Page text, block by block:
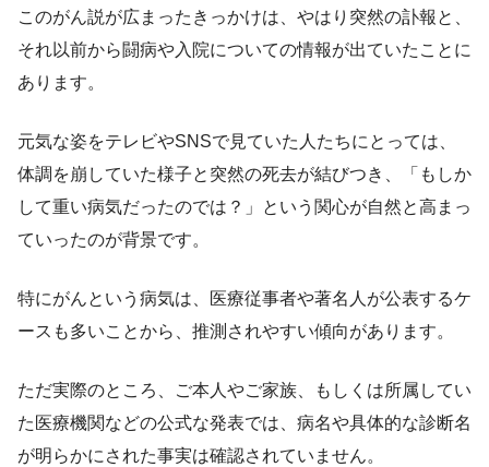
このがん説が広まったきっかけは、やはり突然の訃報と、
それ以前から闘病や入院についての情報が出ていたことに
あります。
元気な姿をテレビやSNSで見ていた人たちにとっては、
体調を崩していた様子と突然の死去が結びつき、「もしか
して重い病気だったのでは？」という関心が自然と高まっ
ていったのが背景です。
特にがんという病気は、医療従事者や著名人が公表するケ
ースも多いことから、推測されやすい傾向があります。
ただ実際のところ、ご本人やご家族、もしくは所属してい
た医療機関などの公式な発表では、病名や具体的な診断名
が明らかにされた事実は確認されていません。